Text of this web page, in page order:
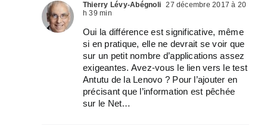
Thierry Lévy-Abégnoli 27 décembre 2017 à 20
h 39 min
Oui la différence est significative, même
si en pratique, elle ne devrait se voir que
sur un petit nombre d’applications assez
exigeantes. Avez-vous le lien vers le test
Antutu de la Lenovo ? Pour l’ajouter en
précisant que l’information est pêchée
sur le Net…